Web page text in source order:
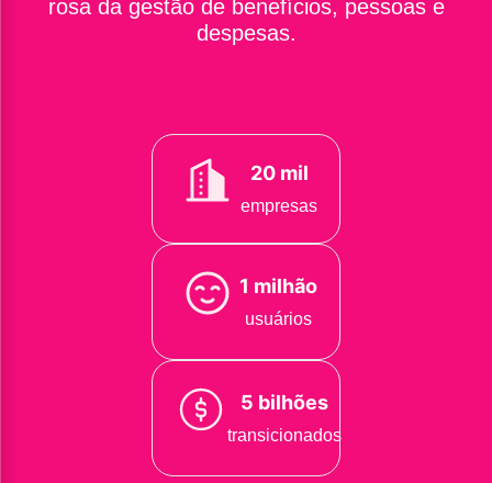
rosa da gestão de benefícios, pessoas e
despesas.
20 mil
empresas
1 milhão
usuários
5 bilhões
transicionados